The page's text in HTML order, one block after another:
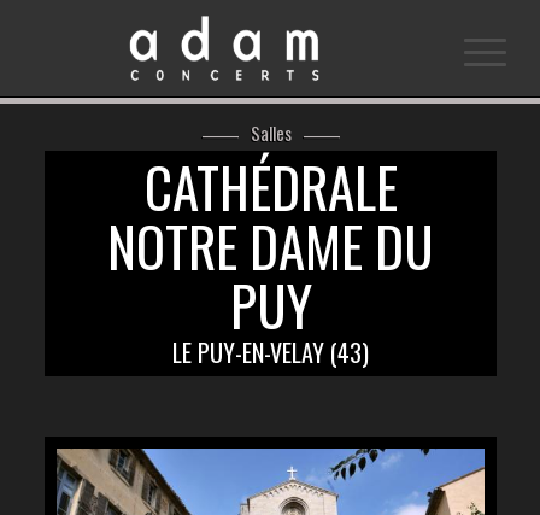
Salles
CATHÉDRALE
NOTRE DAME DU
PUY
LE PUY-EN-VELAY (43)